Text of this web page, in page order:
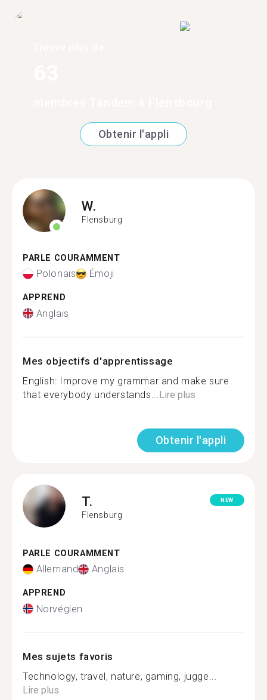
Obtenir l'appli
W.
Flensburg
PARLE COURAMMENT
Polonais Émoji
APPREND
Anglais
Mes objectifs d'apprentissage
English: Improve my grammar and make sure
that everybody understands... Lire plus
Obtenir l'appli
T.
Flensburg
NEW
PARLE COURAMMENT
Allemand Anglais
APPREND
Norvégien
Mes sujets favoris
Technology, travel, nature, gaming, jugge...
Lire plus